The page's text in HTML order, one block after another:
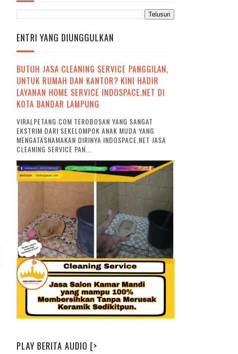
ENTRI YANG DIUNGGULKAN
BUTUH JASA CLEANING SERVICE PANGGILAN,
UNTUK RUMAH DAN KANTOR? KINI HADIR
LAYANAN HOME SERVICE INDOSPACE.NET DI
KOTA BANDAR LAMPUNG
VIRALPETANG.COM TEROBOSAN YANG SANGAT
EKSTRIM DARI SEKELOMPOK ANAK MUDA YANG
MENGATASNAMAKAN DIRINYA INDOSPACE.NET JASA
CLEANING SERVICE PAN...
PLAY BERITA AUDIO [>